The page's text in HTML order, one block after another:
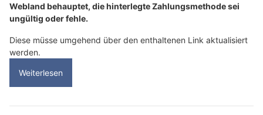
Webland behauptet, die hinterlegte Zahlungsmethode sei
ungültig oder fehle.
Diese müsse umgehend über den enthaltenen Link aktualisiert
werden.
Weiterlesen